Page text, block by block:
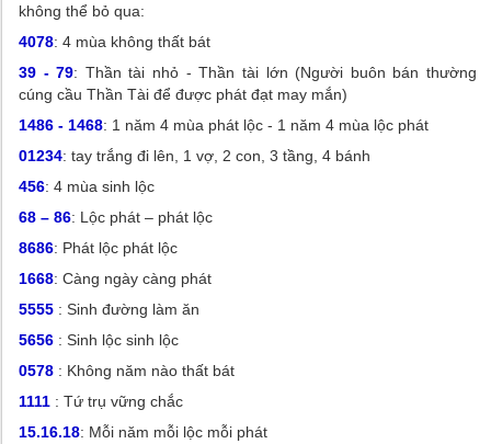
không thể bỏ qua:
4078: 4 mùa không thất bát
39 - 79: Thần tài nhỏ - Thần tài lớn (Người buôn bán thường
cúng cầu Thần Tài để được phát đạt may mắn)
1486 - 1468: 1 năm 4 mùa phát lộc - 1 năm 4 mùa lộc phát
01234: tay trắng đi lên, 1 vợ, 2 con, 3 tầng, 4 bánh
456: 4 mùa sinh lộc
68 – 86: Lộc phát – phát lộc
8686: Phát lộc phát lộc
1668: Càng ngày càng phát
5555 : Sinh đường làm ăn
5656 : Sinh lộc sinh lộc
0578 : Không năm nào thất bát
1111 : Tứ trụ vững chắc
15.16.18: Mỗi năm mỗi lộc mỗi phát